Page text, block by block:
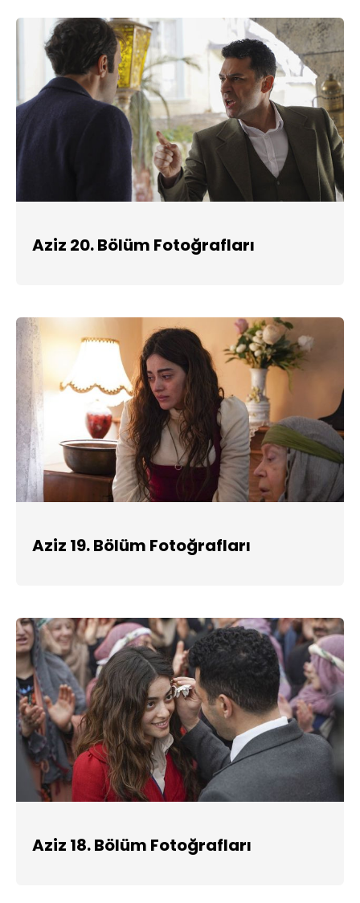
Aziz 20. Bölüm Fotoğrafları
Aziz 19. Bölüm Fotoğrafları
Aziz 18. Bölüm Fotoğrafları